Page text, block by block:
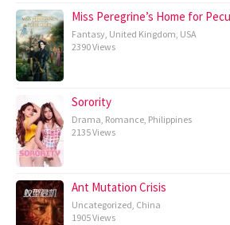
Miss Peregrine’s Home for
Fantasy, United Kingdom, USA
2390 Views
Sorority
Drama, Romance, Philippines
2135 Views
Ant Mutation Crisis
Uncategorized, China
1905 Views